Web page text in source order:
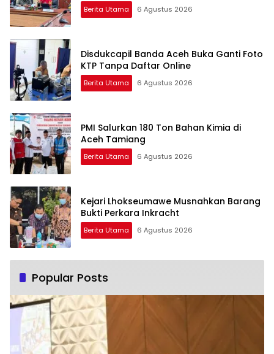
Berita Utama 6 Agustus 2026
Disdukcapil Banda Aceh Buka Ganti Foto
KTP Tanpa Daftar Online
Berita Utama 6 Agustus 2026
PMI Salurkan 180 Ton Bahan Kimia di
Aceh Tamiang
Berita Utama 6 Agustus 2026
Kejari Lhokseumawe Musnahkan Barang
Bukti Perkara Inkracht
Berita Utama 6 Agustus 2026
Popular Posts